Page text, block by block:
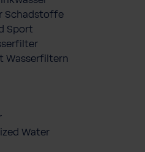
Schadstoffe
Sport
Wasserfiltern
Water